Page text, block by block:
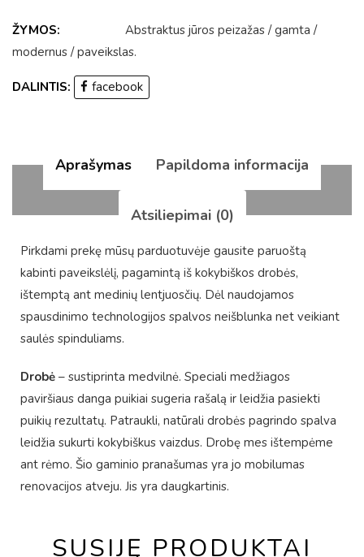
ŽYMOS: Abstraktus jūros peizažas /gamta /
modernus /paveikslas.
DALINTIS: facebook
Aprašymas Papildoma informacija
Atsiliepimai (0)
Pirkdami prekę mūsų parduotuvėje gausite paruoštą
kabinti paveikslėlį, pagamintą iš kokybiškos drobės,
ištemptą ant medinių lentjuosčių. Dėl naudojamos
spausdinimo technologijos spalvos neišblunka net veikiant
saulės spinduliams.
Drobė – sustiprinta medvilnė. Speciali medžiagos
paviršiaus danga puikiai sugeria rašalą ir leidžia pasiekti
puikių rezultatų. Patraukli, natūrali drobės pagrindo spalva
leidžia sukurti kokybiškus vaizdus. Drobę mes ištempėme
ant rėmo. Šio gaminio pranašumas yra jo mobilumas
renovacijos atveju. Jis yra daugkartinis.
SUSIJĘ PRODUKTAI